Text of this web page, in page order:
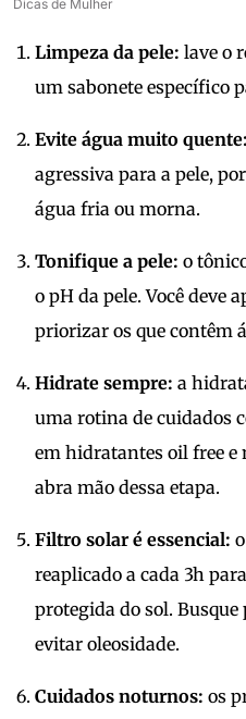
Dicas de Mulher
Limpeza da pele: lave o
um sabonete específico
Evite água muito quente:
agressiva para a pele,
água fria ou morna.
Tonifique a pele: o
o pH da pele. Você deve
priorizar os que contêm
Hidrate sempre: a
uma rotina de cuidados
em hidratantes oil free e
abra mão dessa etapa.
Filtro solar é essencial:
reaplicado a cada 3h
protegida do sol.
evitar oleosidade.
Cuidados noturnos: os